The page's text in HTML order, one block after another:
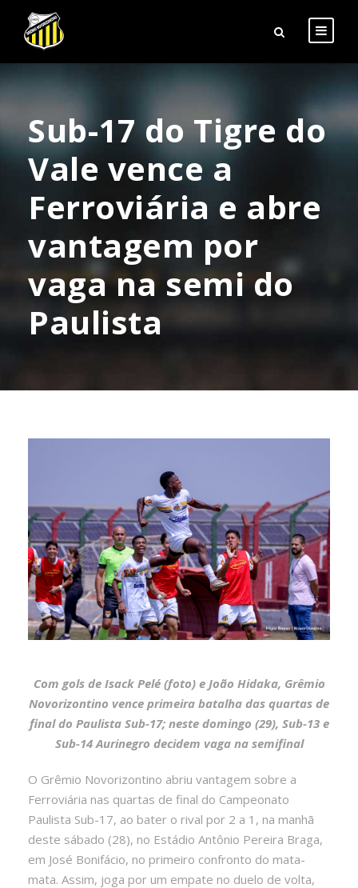
Sub-17 do Tigre do
Vale vence a
Ferroviária e abre
vantagem por
vaga na semi do
Paulista
Com gols de Isack Pelé (foto) e João Hidaka, Grêmio
Novorizontino vence primeira batalha das quartas de
final do Paulista Sub-17; neste domingo (29), Sub-13 e
Sub-14 Aurinegro decidem vaga na semifinal
O Grêmio Novorizontino abriu vantagem sobre a
Ferroviária nas quartas de final do Campeonato
Paulista Sub-17, ao bater o rival por 2 a 1, na manhã
deste sábado (28), no Estádio Antônio Pereira Braga,
em José Bonifácio, no primeiro confronto do mata-
mata. Assim, joga por um empate no duelo de volta,